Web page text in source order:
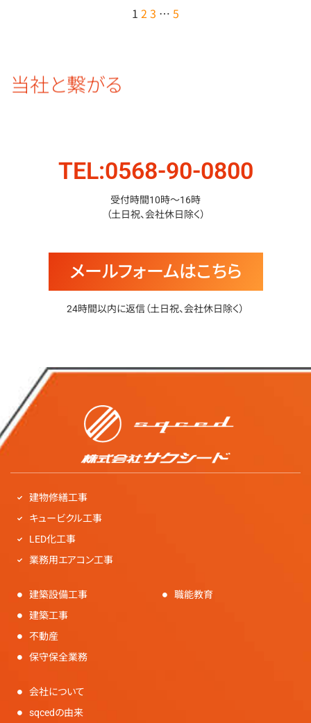
1 2 3 … 5
当社と繋がる
TEL:0568-90-0800
受付時間10時〜16時
（土日祝、会社休日除く）
メールフォームはこちら
24時間以内に返信（土日祝、会社休日除く）
建物修繕工事
キュービクル工事
LED化工事
業務用エアコン工事
建築設備工事
建築工事
不動産
保守保全業務
職能教育
会社について
sqcedの由来